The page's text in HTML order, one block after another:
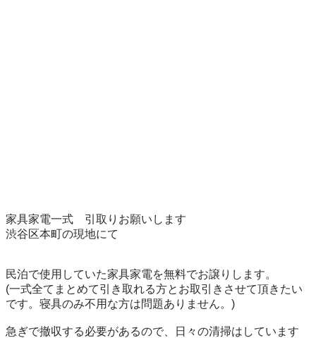
家具家電一式　引取りお願いします
渋谷区本町の現地にて
民泊で使用していた家具家電を無料でお譲りします。
(一式全てまとめて引き取れる方とお取引きさせて頂きたい
です。寝具のみ不用な方は問題ありません。)
急ぎで撤収する必要があるので、日々の清掃はしています